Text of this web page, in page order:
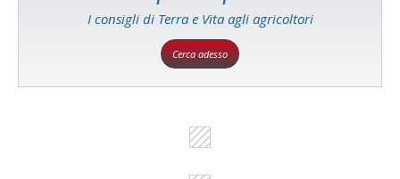
I consigli di Terra e Vita agli agricoltori
Cerca adesso